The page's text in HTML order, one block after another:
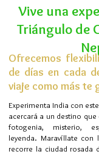
Vive una
Triángulode
Ofrecemos
de días en cada
viaje como más te
Experimenta India con
acercará a un destino
fotogenia, misterio,
leyenda. Maravíllate con
recorre la ciudad rosada